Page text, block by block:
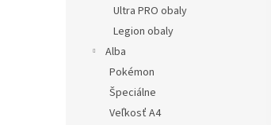
Ultra PRO obaly
Legion obaly
Alba
Pokémon
Špeciálne
Veľkosť A4